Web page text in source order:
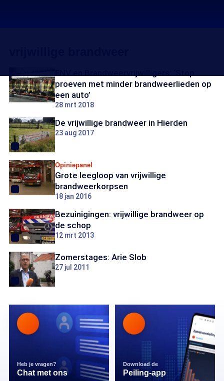
proeven met minder brandweerlieden op
een auto’
28 mrt 2018
De vrijwillige brandweer in Hierden
23 aug 2017
Opiniepanel
Grote leegloop van vrijwillige
brandweerkorpsen
18 jan 2016
Bezuinigingen: vrijwillige brandweer op
de schop
12 mrt 2013
Zomerstages: Arie Slob
27 jul 2011
Heb je vragen?
Chat met ons
Download de
Peiling-app